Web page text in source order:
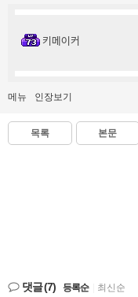
키메이커
메뉴 인장보기
목록 본문
댓글(7) 등록순 최신순